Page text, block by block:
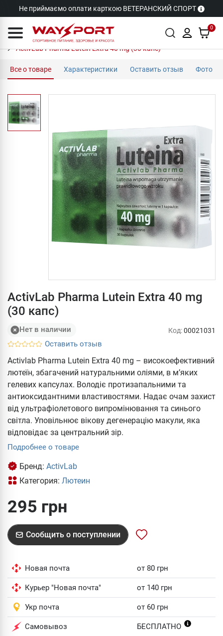
Не приймаємо оплати карткою ВЕТЕРАНСКИЙ СПОРТ
0
ActivLab Pharma Lutein Extra 40 mg (30 капс)
Все о товаре Характеристики Оставить отзыв Фото
ActivLab Pharma Lutein Extra 40 mg
(30 капс)
Нет в наличии
Оставить отзыв
Код:00021031
Activlab Pharma Lutein Extra 40 mg – високоефективний
лютеїн, збагачений натуральними оліями, в м’яких
гелевих капсулах. Володіє протизапальними та
антиоксидантними властивостями. Надає очам захист
від ультрафіолетового випромінювання та синього
світла. Уповільнює вікову дегенерацію макули, яка
відповідає за центральний зір.
Подробнее о товаре
Бренд: ActivLab
Категория: Лютеин
295 грн
Сообщить о поступлении
Новая почта от 80 грн
Курьер "Новая почта" от 140 грн
Укр почта от 60 грн
Самовывоз БЕСПЛАТНО